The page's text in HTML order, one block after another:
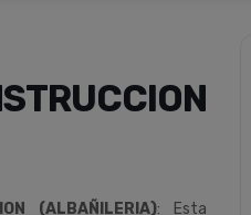
(ALBAÑILERIA): Esta